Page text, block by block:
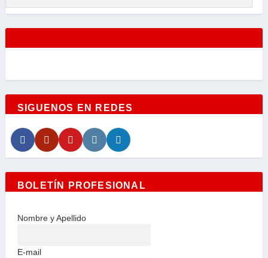
SIGUENOS EN REDES
BOLETÍN PROFESIONAL
Nombre y Apellido
E-mail